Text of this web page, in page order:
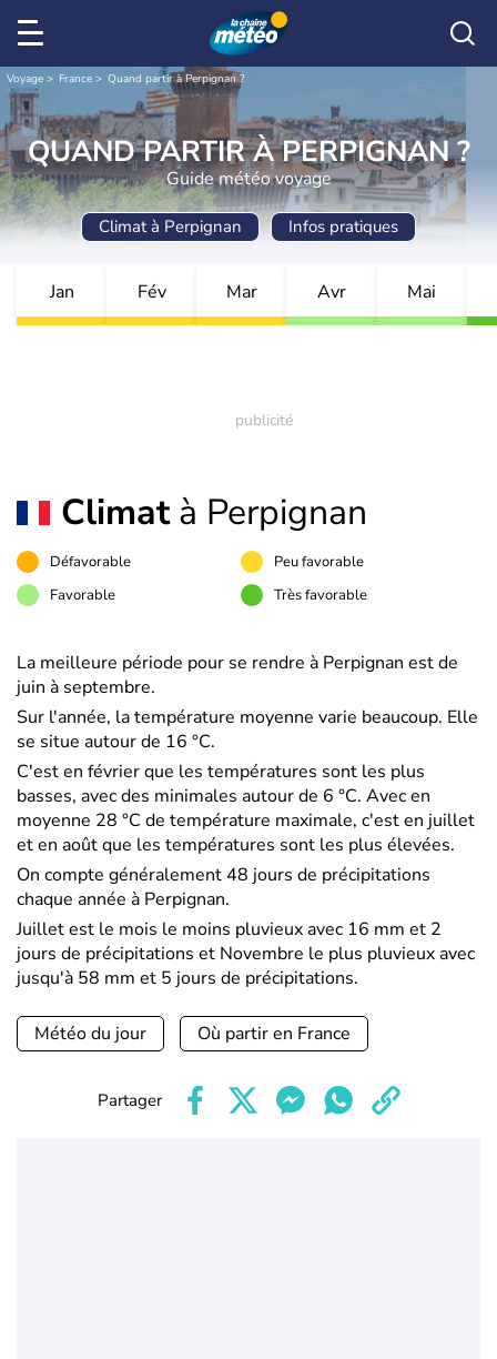
Voyage France Quand partir à Perpignan ?
QUAND PARTIR À PERPIGNAN ?
Guide météo voyage
Climat à Perpignan Infos pratiques
Jan Fév Mar Avr Mai
Climatà Perpignan
Défavorable
Peu favorable
Favorable
Très favorable
La meilleure période pour se rendre à Perpignan est de
juin à septembre.
Sur l'année, la température moyenne varie beaucoup. Elle
se situe autour de 16 °C.
C'est en février que les températures sont les plus
basses, avec des minimales autour de 6 °C. Avec en
moyenne 28 °C de température maximale, c'est en juillet
et en août que les températures sont les plus élevées.
On compte généralement 48 jours de précipitations
chaque année à Perpignan.
Juillet est le mois le moins pluvieux avec 16 mm et 2
jours de précipitations et Novembre le plus pluvieux avec
jusqu'à 58 mm et 5 jours de précipitations.
Météo du jour Où partir en France
Partager